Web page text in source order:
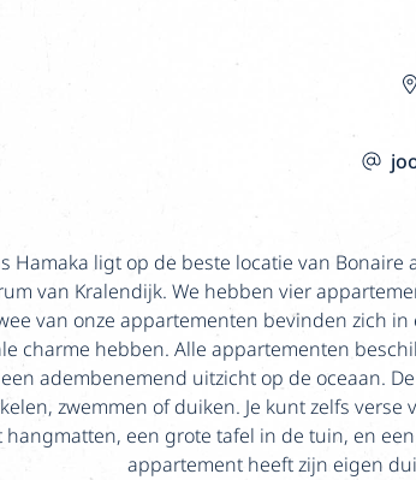
Hamaka ligt op de beste locatie van
van Kralendijk. We hebben vier
van onze appartementen bevinden zich
charme hebben. Alle appartementen
adembenemend uitzicht op de oceaan.
zwemmen of duiken. Je kunt zelfs
hangmatten, een grote tafel in de tuin, en
appartement heeft zijn eigen